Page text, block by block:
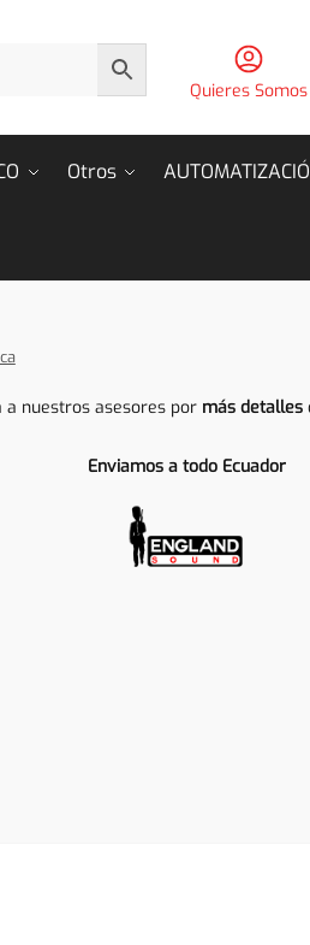
Quieres Somos
Otros
a nuestros asesores por más detalles
Enviamos a todo Ecuador